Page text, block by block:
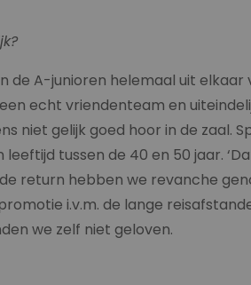
de A-junioren helemaal uit
echt vriendenteam en
niet gelijk goed hoor in de zaal.
tussen de 40 en 50 jaar.
return hebben we revanche
i.v.m. de lange
we zelf niet geloven.